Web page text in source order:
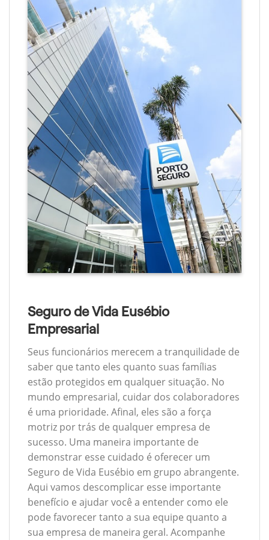
Seguro de Vida Eusébio
Empresarial
Seus funcionários merecem a tranquilidade de
saber que tanto eles quanto suas famílias
estão protegidos em qualquer situação. No
mundo empresarial, cuidar dos colaboradores
é uma prioridade. Afinal, eles são a força
motriz por trás de qualquer empresa de
sucesso. Uma maneira importante de
demonstrar esse cuidado é oferecer um
Seguro de Vida Eusébio em grupo abrangente.
Aqui vamos descomplicar esse importante
benefício e ajudar você a entender como ele
pode favorecer tanto a sua equipe quanto a
sua empresa de maneira geral. Acompanhe